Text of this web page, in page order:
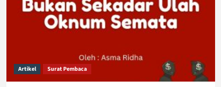
Artikel Surat Pembaca